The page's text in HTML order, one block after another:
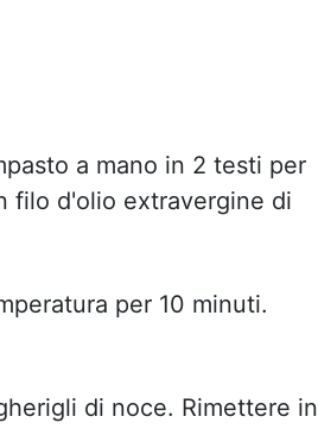
a mano in 2 testi per
filo d'olio extravergine di
per 10 minuti.
di noce. Rimettere in